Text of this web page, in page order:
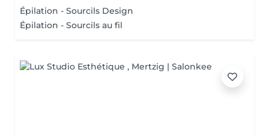
Épilation - Sourcils Design
Épilation - Sourcils au fil